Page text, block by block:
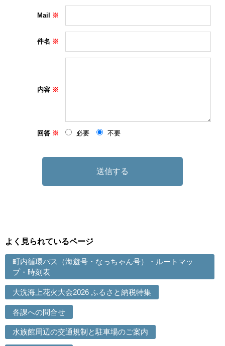
Mail
件名
内容
回答 必要 不要
よく見られているページ
町内循環バス（海遊号・なっちゃん号）・ルートマッ
プ・時刻表
大洗海上花火大会2026 ふるさと納税特集
各課への問合せ
水族館周辺の交通規制と駐車場のご案内